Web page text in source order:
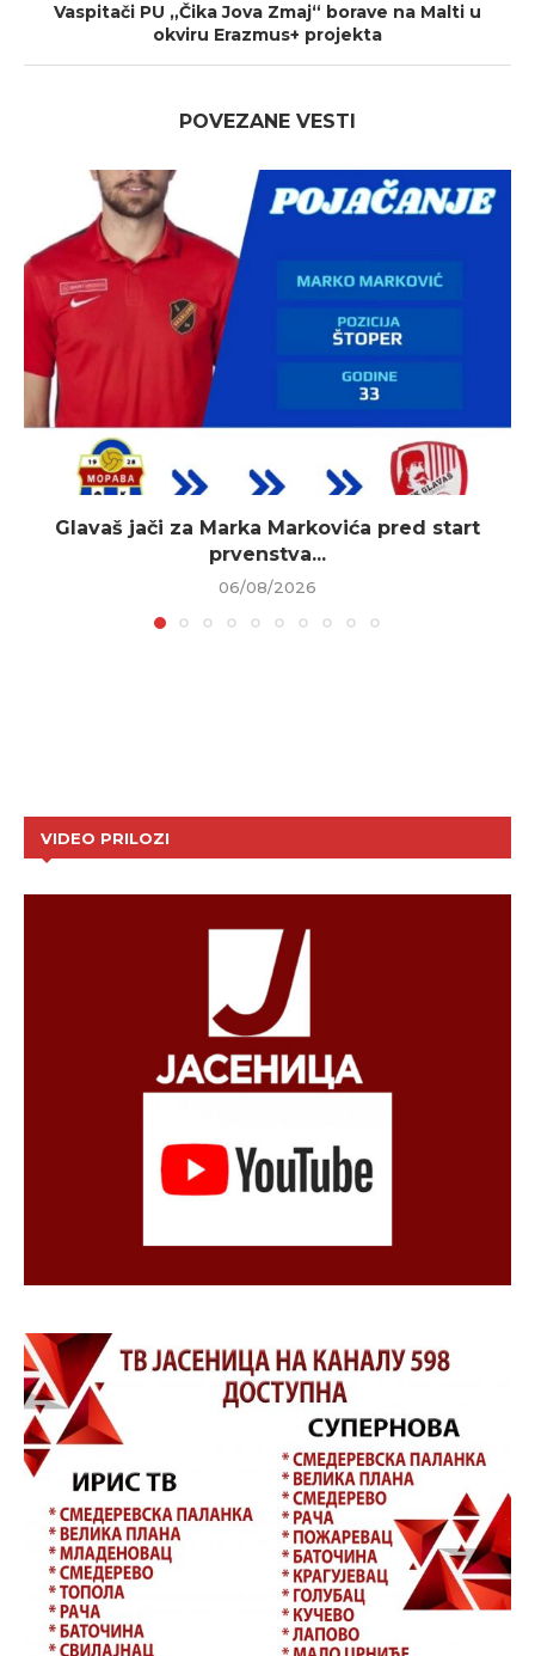
Vaspitači PU „Čika Jova Zmaj“ borave na Malti u
okviru Erazmus+ projekta
POVEZANE VESTI
Glavaš jači za Marka Markovića pred start
prvenstva...
06/08/2026
VIDEO PRILOZI